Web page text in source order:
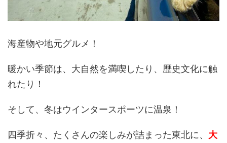
海産物や地元グルメ！
暖かい季節は、大自然を満喫したり、歴史文化に触
れたり！
そして、冬はウインタースポーツに温泉！
四季折々、たくさんの楽しみが詰まった東北に、 大